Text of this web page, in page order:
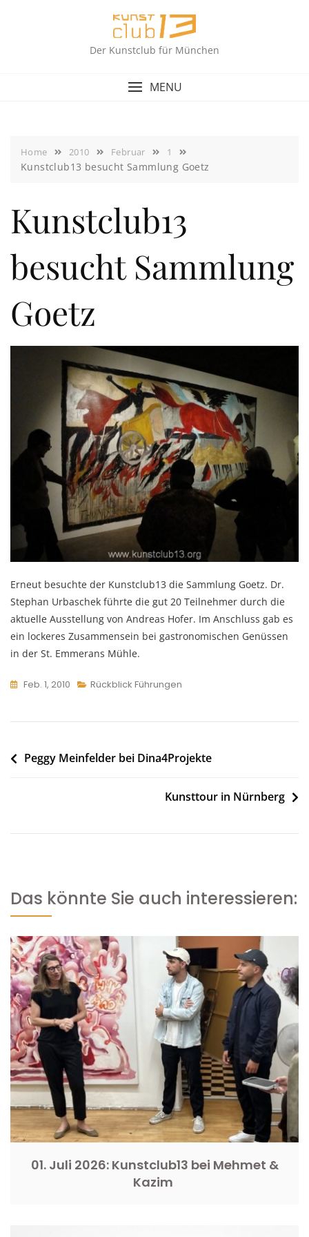
Der Kunstclub für München
MENU
Home 2010 Februar 1
Kunstclub13 besucht Sammlung Goetz
Kunstclub13
besucht Sammlung
Goetz
Erneut besuchte der Kunstclub13 die Sammlung Goetz. Dr.
Stephan Urbaschek führte die gut 20 Teilnehmer durch die
aktuelle Ausstellung von Andreas Hofer. Im Anschluss gab es
ein lockeres Zusammensein bei gastronomischen Genüssen
in der St. Emmerans Mühle.
Feb. 1, 2010 Rückblick Führungen
Beitragsnavigation
Peggy Meinfelder bei Dina4Projekte
Kunsttour in Nürnberg
Das könnte Sie auch interessieren:
01. Juli 2026: Kunstclub13 bei Mehmet &
Kazim